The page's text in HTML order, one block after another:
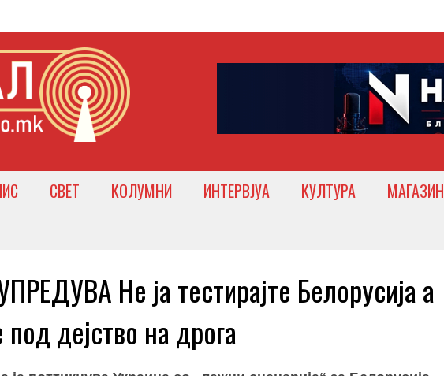
СВЕТ КОЛУМНИ ИНТЕРВЈУА КУЛТУРА МАГАЗИН
Не ја тестирајте Белорусија а
дејство на дрога